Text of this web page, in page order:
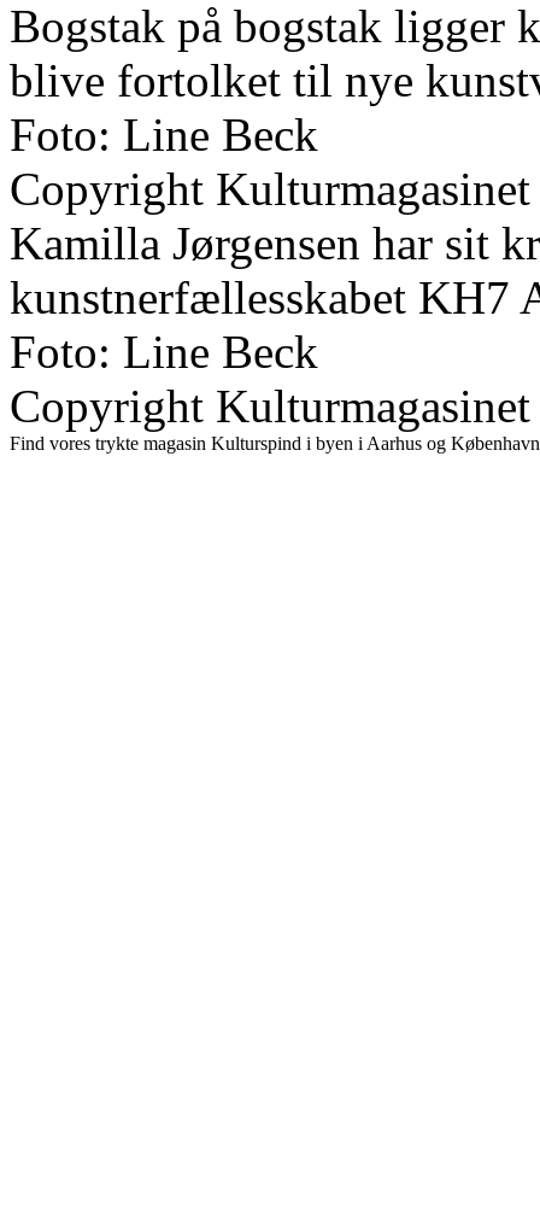
Bogstak på bogstak ligger
blive fortolket til nye
Foto: Line Beck
Copyright
Kamilla Jørgensen har sit
kunstnerfællesskabet KH7
Foto: Line Beck
Copyright
Find vores trykte magasin Kulturspind i byen i Aarhus og København